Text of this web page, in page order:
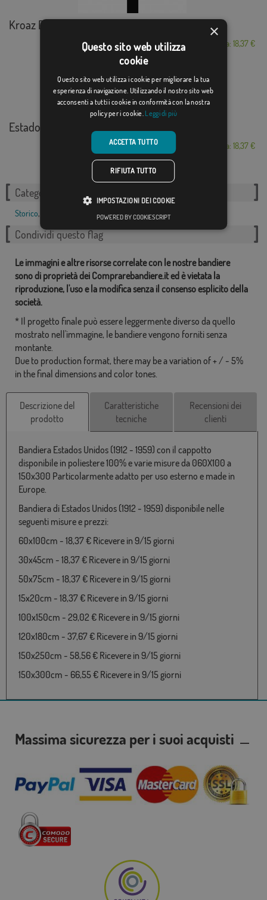
Kroaz Du S. XIV XVI
Da: 18,37 €
Estados Unidos (18...
Da: 18,37 €
Categorie correlate:
Storico,
Condividi questo flag
Le immagini e altre risorse correlate con le nostre bandiere
sono di proprietà dei Comprarebandiere.it ed è vietata la
riproduzione, l'uso e la modifica senza il consenso esplicito della
società.
* Il progetto finale può essere leggermente diverso da quello
mostrato nell'immagine, le bandiere vengono forniti senza
montante.
Due to production format, there may be a variation of + / - 5%
in the final dimensions and color tones.
Descrizione del
prodotto
Caratteristiche
tecniche
Recensioni dei
clienti
Bandiera Estados Unidos (1912 - 1959) con il cappotto
disponibile in poliestere 100% e varie misure da 060X100 a
150x300 Particolarmente adatto per uso esterno e made in
Europe.
Bandiera di Estados Unidos (1912 - 1959) disponibile nelle
seguenti misure e prezzi:
60x100cm - 18,37 € Ricevere in 9/15 giorni
30x45cm - 18,37 € Ricevere in 9/15 giorni
50x75cm - 18,37 € Ricevere in 9/15 giorni
15x20cm - 18,37 € Ricevere in 9/15 giorni
100x150cm - 29,02 € Ricevere in 9/15 giorni
120x180cm - 37,67 € Ricevere in 9/15 giorni
150x250cm - 58,56 € Ricevere in 9/15 giorni
150x300cm - 66,55 € Ricevere in 9/15 giorni
Massima sicurezza per i suoi acquisti
×
Questo sito web utilizza
cookie
Questo sito web utilizza i cookie per migliorare la tua
esperienza di navigazione. Utilizzando il nostro sito web
acconsenti a tutti i cookie in conformità con la nostra
policy per i cookie. Leggi di più
ACCETTA TUTTO
RIFIUTA TUTTO
IMPOSTAZIONI DEI COOKIE
POWERED BY COOKIESCRIPT